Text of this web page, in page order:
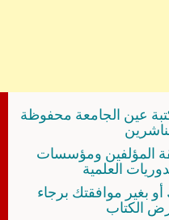
عين الجامعة محفوظة
المؤلفين ومؤسسات
العلمية
بغير موافقتك برجاء
الكتاب